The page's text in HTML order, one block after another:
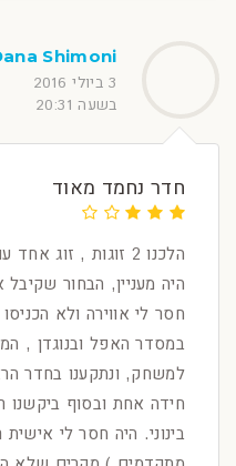
Shimoni
3 ביולי 2016
בשעה 20:31
חדר נחמד מאוד
הלכנו 2 זוגות ,
היה מעניין, הבחור
חסר לי אווירה ולא
במסדר האפל ובנוגדן ,
למשחק, ונתקענו בחדר
חידה אחת ובסוף ביקשנו
בינוני. היה חסר לי